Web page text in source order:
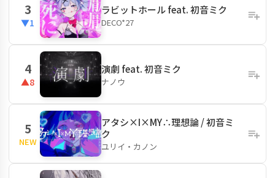
3
▼1
ラビットホール feat. 初音ミク
DECO*27
4
▲8
演劇 feat. 初音ミク
ナノウ
5
NEW
アタシ×I×MY∴理想論 / 初音ミ
ク
ユリイ・カノン